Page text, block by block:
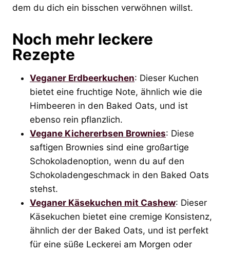
dem du dich ein bisschen verwöhnen willst.
Noch mehr leckere
Rezepte
Veganer Erdbeerkuchen: Dieser Kuchen
bietet eine fruchtige Note, ähnlich wie die
Himbeeren in den Baked Oats, und ist
ebenso rein pflanzlich.
Vegane Kichererbsen Brownies: Diese
saftigen Brownies sind eine großartige
Schokoladenoption, wenn du auf den
Schokoladengeschmack in den Baked Oats
stehst.
Veganer Käsekuchen mit Cashew: Dieser
Käsekuchen bietet eine cremige Konsistenz,
ähnlich der der Baked Oats, und ist perfekt
für eine süße Leckerei am Morgen oder